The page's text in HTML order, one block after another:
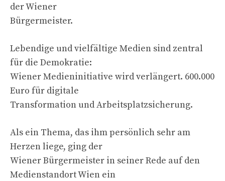
der Wiener
Bürgermeister.
Lebendige und vielfältige Medien sind zentral
für die Demokratie:
Wiener Medieninitiative wird verlängert. 600.000
Euro für digitale
Transformation und Arbeitsplatzsicherung.
Als ein Thema, das ihm persönlich sehr am
Herzen liege, ging der
Wiener Bürgermeister in seiner Rede auf den
Medienstandort Wien ein